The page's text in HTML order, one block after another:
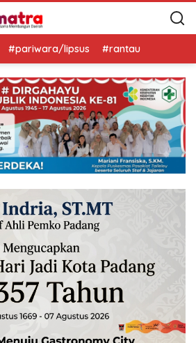
#pariwara/lipsus #rantau